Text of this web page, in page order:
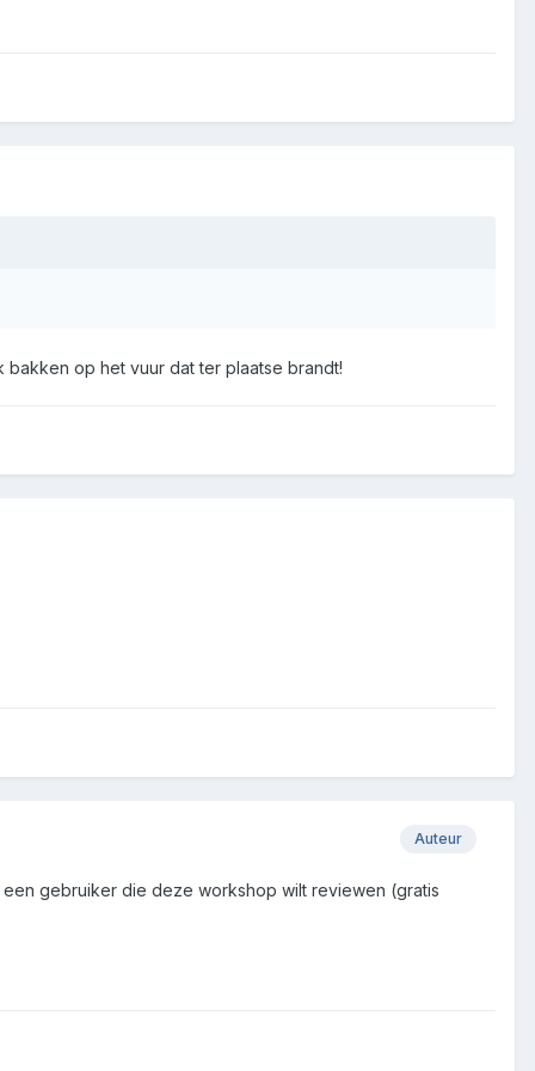
op het vuur dat ter plaatse brandt!
Auteur
gebruiker die deze workshop wilt reviewen (gratis